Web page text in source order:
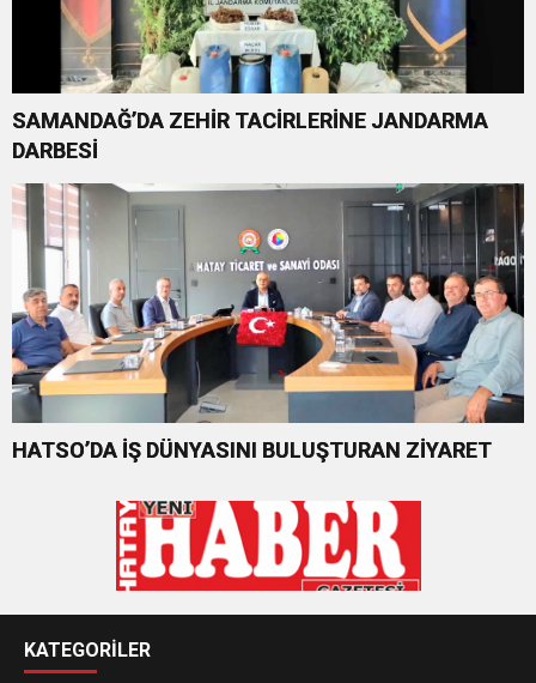
SAMANDAĞ’DA ZEHİR TACİRLERİNE JANDARMA
DARBESİ
HATSO’DA İŞ DÜNYASINI BULUŞTURAN ZİYARET
KATEGORİLER